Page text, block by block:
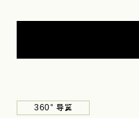
360° 导览
在新标签页中打开